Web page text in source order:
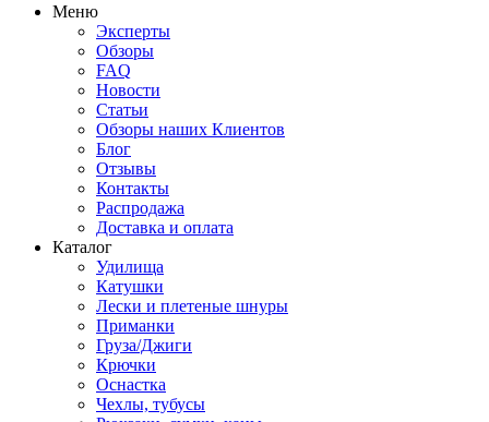
Меню
Эксперты
Обзоры
FAQ
Новости
Статьи
Обзоры наших Клиентов
Блог
Отзывы
Контакты
Распродажа
Доставка и оплата
Каталог
Удилища
Катушки
Лески и плетеные шнуры
Приманки
Груза/Джиги
Крючки
Оснастка
Чехлы, тубусы